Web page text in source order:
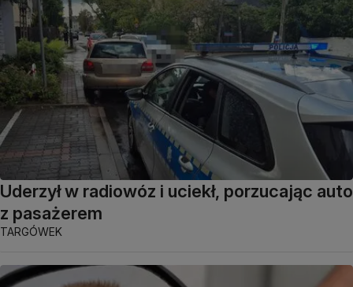
Uderzył w radiowóz i uciekł, porzucając auto
z pasażerem
TARGÓWEK